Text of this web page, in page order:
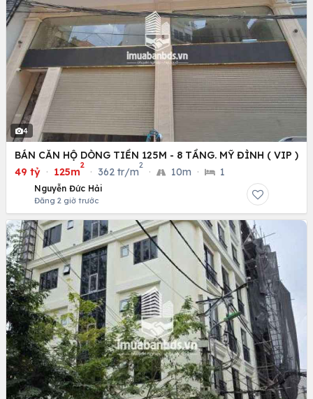
4
BÁN CĂN HỘ DÒNG TIỀN 125M - 8 TẦNG. MỸ ĐÌNH ( VIP )
49 tỷ · 125m
2
· 362 tr/m
2
· 10m · 1
Nguyễn Đức Hải
Đăng 2 giờ trước